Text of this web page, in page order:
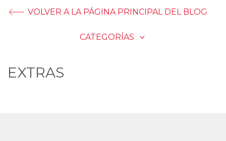
VOLVER A LA PÁGINA PRINCIPAL DEL BLOG
CATEGORÍAS
EXTRAS